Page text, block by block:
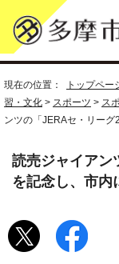
現在の位置： トップペー
習・文化 > スポーツ > ス
ンツの「JERAセ・リーグ
読売ジャイアン
を記念し、市内